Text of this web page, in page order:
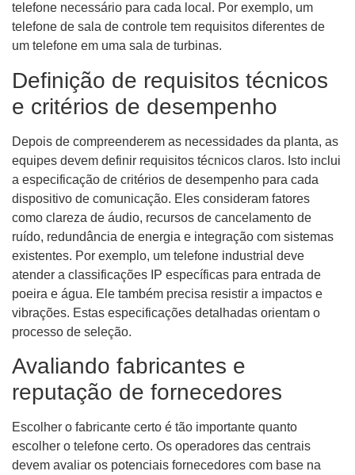
telefone necessário para cada local. Por exemplo, um
telefone de sala de controle tem requisitos diferentes de
um telefone em uma sala de turbinas.
Definição de requisitos técnicos
e critérios de desempenho
Depois de compreenderem as necessidades da planta, as
equipes devem definir requisitos técnicos claros. Isto inclui
a especificação de critérios de desempenho para cada
dispositivo de comunicação. Eles consideram fatores
como clareza de áudio, recursos de cancelamento de
ruído, redundância de energia e integração com sistemas
existentes. Por exemplo, um telefone industrial deve
atender a classificações IP específicas para entrada de
poeira e água. Ele também precisa resistir a impactos e
vibrações. Estas especificações detalhadas orientam o
processo de seleção.
Avaliando fabricantes e
reputação de fornecedores
Escolher o fabricante certo é tão importante quanto
escolher o telefone certo. Os operadores das centrais
devem avaliar os potenciais fornecedores com base na